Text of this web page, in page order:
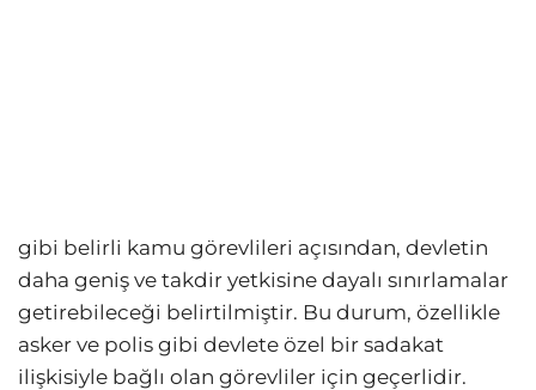
gibi belirli kamu görevlileri açısından, devletin
daha geniş ve takdir yetkisine dayalı sınırlamalar
getirebileceği belirtilmiştir. Bu durum, özellikle
asker ve polis gibi devlete özel bir sadakat
ilişkisiyle bağlı olan görevliler için geçerlidir.